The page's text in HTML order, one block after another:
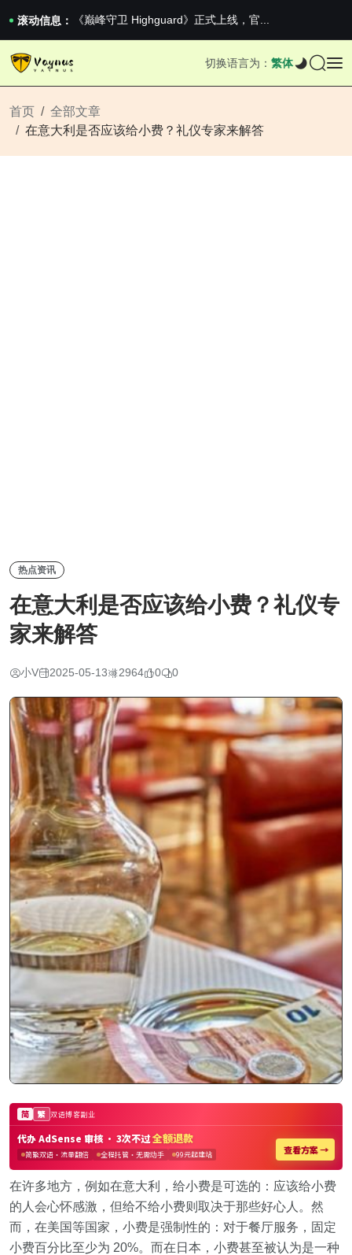
滚动信息：
男生找对象最重要的是什么？太真实了
2026澳网男单收官：全满贯对上全满亚，德约...
《巅峰守卫 Highguard》正式上线，官...
《巅峰守卫 Highguard》正式上线，官...
切换语言为： 繁体
首页
全部文章
在意大利是否应该给小费？礼仪专家来解答
热点资讯
在意大利是否应该给小费？礼仪专
家来解答
小V 2025-05-13 2964 0 0
在许多地方，例如在意大利，给小费是可选的：应该给小费
的人会心怀感激，但给不给小费则取决于那些好心人。然
而，在美国等国家，小费是强制性的：对于餐厅服务，固定
小费百分比至少为 20%。而在日本，小费甚至被认为是一种